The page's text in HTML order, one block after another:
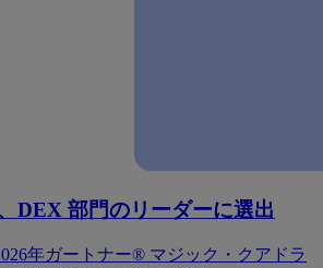
DEX 部門のリーダーに選出
年ガートナー® マジック・クアドラ